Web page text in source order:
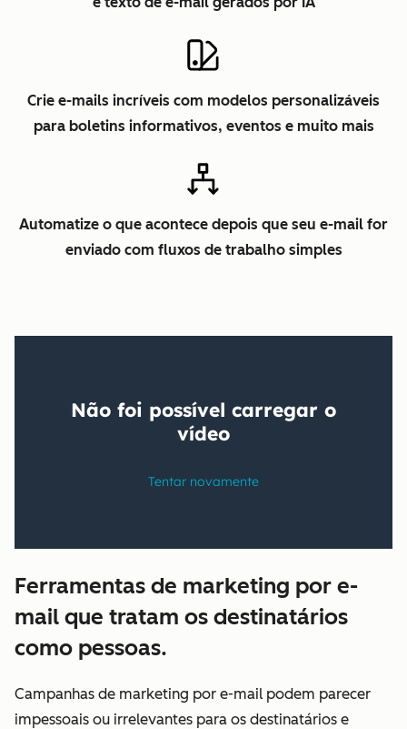
Crie e-mails incríveis com modelos personalizáveis
para boletins informativos, eventos e muito mais
Automatize o que acontece depois que seu e-mail for
enviado com fluxos de trabalho simples
Ferramentas de marketing por e-
mail que tratam os destinatários
como pessoas.
Campanhas de marketing por e-mail podem parecer
impessoais ou irrelevantes para os destinatários e